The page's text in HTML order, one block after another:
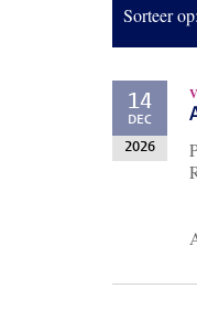
Sorteer op:
14
DEC
2026